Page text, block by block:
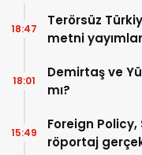
Terörsüz
metni
18:47
Demirtaş ve
mı?
18:01
Foreign Policy,
röportaj
15:49